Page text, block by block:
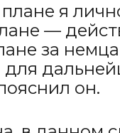
я
—
за
для
он.